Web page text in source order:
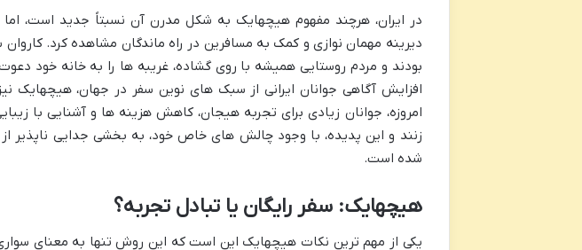
در ایران، هرچند مفهوم هیچهایک به شکل مدرن آن نسبتاً جدید است،
دیرینه مهمان نوازی و کمک به مسافرین در راه ماندگان مشاهده کرد. کاروان
بودند و مردم روستایی همیشه با روی گشاده، غریبه ها را به خانه خود
افزایش آگاهی جوانان ایرانی از سبک های نوین سفر در جهان، هیچهایک
امروزه، جوانان زیادی برای تجربه هیجان، کاهش هزینه ها و آشنایی با
زنند و این پدیده، با وجود چالش های خاص خود، به بخشی جدایی ناپذیر از
شده است.
هیچهایک: سفر رایگان یا تبادل تجربه؟
یکی از مهم ترین نکات هیچهایک این است که این روش تنها به معنای